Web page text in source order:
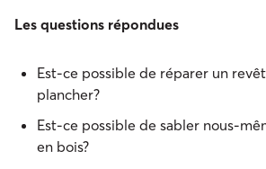
Les questions répondues
Est-ce possible de réparer un
plancher?
Est-ce possible de sabler nous-
en bois?